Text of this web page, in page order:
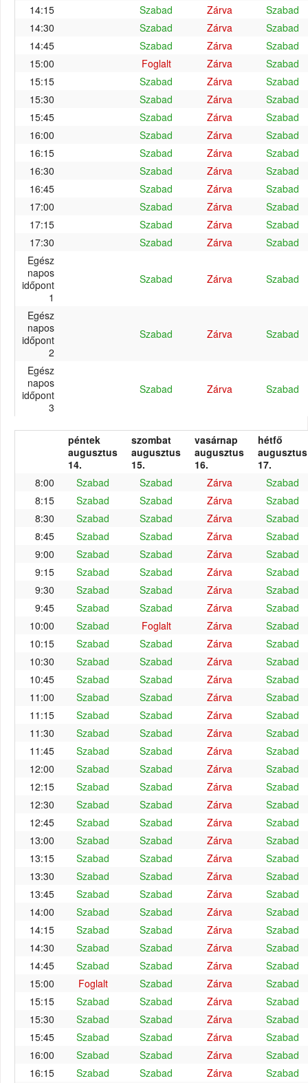
14:15
Szabad Zárva
Szabad
14:30
Szabad Zárva
Szabad
14:45
Szabad Zárva
Szabad
15:00
Foglalt Zárva
Szabad
15:15
Szabad Zárva
Szabad
15:30
Szabad Zárva
Szabad
15:45
Szabad Zárva
Szabad
16:00
Szabad Zárva
Szabad
16:15
Szabad Zárva
Szabad
16:30
Szabad Zárva
Szabad
16:45
Szabad Zárva
Szabad
17:00
Szabad Zárva
Szabad
17:15
Szabad Zárva
Szabad
17:30
Szabad Zárva
Szabad
Egész
napos
időpont
1
Szabad Zárva Szabad
Egész
napos
időpont
2
Szabad Zárva Szabad
Egész
napos
időpont
3
Szabad Zárva Szabad
péntek
augusztus
14.
szombat
augusztus
15.
vasárnap
augusztus
16.
hétfő
augusztus
17.
8:00
Szabad Szabad Zárva
Szabad
8:15
Szabad Szabad Zárva
Szabad
8:30
Szabad Szabad Zárva
Szabad
8:45
Szabad Szabad Zárva
Szabad
9:00
Szabad Szabad Zárva
Szabad
9:15
Szabad Szabad Zárva
Szabad
9:30
Szabad Szabad Zárva
Szabad
9:45
Szabad Szabad Zárva
Szabad
10:00
Szabad Foglalt Zárva
Szabad
10:15
Szabad Szabad Zárva
Szabad
10:30
Szabad Szabad Zárva
Szabad
10:45
Szabad Szabad Zárva
Szabad
11:00
Szabad Szabad Zárva
Szabad
11:15
Szabad Szabad Zárva
Szabad
11:30
Szabad Szabad Zárva
Szabad
11:45
Szabad Szabad Zárva
Szabad
12:00
Szabad Szabad Zárva
Szabad
12:15
Szabad Szabad Zárva
Szabad
12:30
Szabad Szabad Zárva
Szabad
12:45
Szabad Szabad Zárva
Szabad
13:00
Szabad Szabad Zárva
Szabad
13:15
Szabad Szabad Zárva
Szabad
13:30
Szabad Szabad Zárva
Szabad
13:45
Szabad Szabad Zárva
Szabad
14:00
Szabad Szabad Zárva
Szabad
14:15
Szabad Szabad Zárva
Szabad
14:30
Szabad Szabad Zárva
Szabad
14:45
Szabad Szabad Zárva
Szabad
15:00
Foglalt Szabad Zárva
Szabad
15:15
Szabad Szabad Zárva
Szabad
15:30
Szabad Szabad Zárva
Szabad
15:45
Szabad Szabad Zárva
Szabad
16:00
Szabad Szabad Zárva
Szabad
16:15
Szabad Szabad Zárva Szabad